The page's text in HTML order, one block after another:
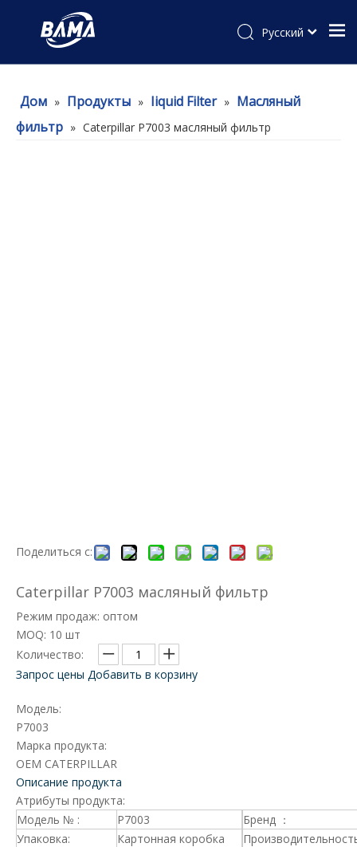
Pусский
Дом » Продукты » Iiquid Filter » Масляный
фильтр » Caterpillar P7003 масляный фильтр
Поделиться с:
Caterpillar P7003 масляный фильтр
Режим продаж: оптом
MOQ: 10 шт
Количество:
Запрос цены Добавить в корзину
Модель:
P7003
Марка продукта:
OEM CATERPILLAR
Описание продукта
Атрибуты продукта:
Модель № :
P7003
Бренд ：
Упаковка:
Картонная коробка